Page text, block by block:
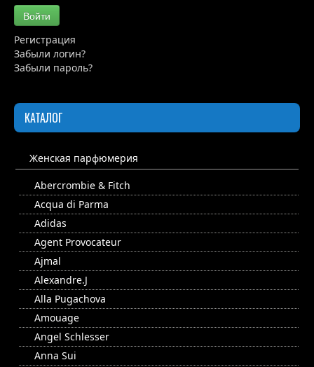
Каталог
Контакты
Войти
Регистрация
Забыли логин?
Забыли пароль?
КАТАЛОГ
Женская парфюмерия
Abercrombie & Fitch
Acqua di Parma
Adidas
Agent Provocateur
Ajmal
Alexandre.J
Alla Pugachova
Amouage
Angel Schlesser
Anna Sui